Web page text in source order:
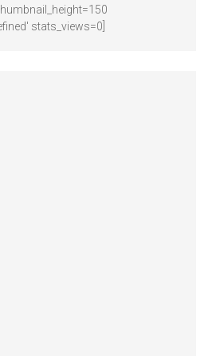
stats_views=0]